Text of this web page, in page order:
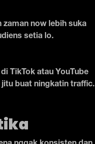
zaman now lebih suka
setia lo.
TikTok atau YouTube
buat ningkatin traffic.